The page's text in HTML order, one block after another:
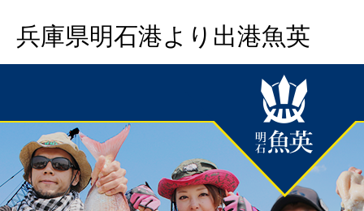
兵庫県明石港より出港魚英